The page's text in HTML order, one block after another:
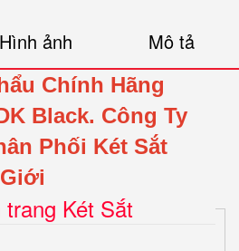
Hình ảnh Mô tả
Chính Hãng
Black. Công Ty
Phối Két Sắt
Két Sắt